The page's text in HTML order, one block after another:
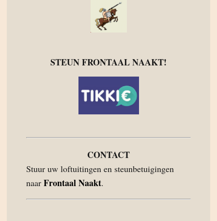
STEUN FRONTAAL NAAKT!
CONTACT
Stuur uw loftuitingen en steunbetuigingen
naar Frontaal Naakt.